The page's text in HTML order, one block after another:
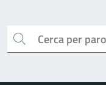
Cerca